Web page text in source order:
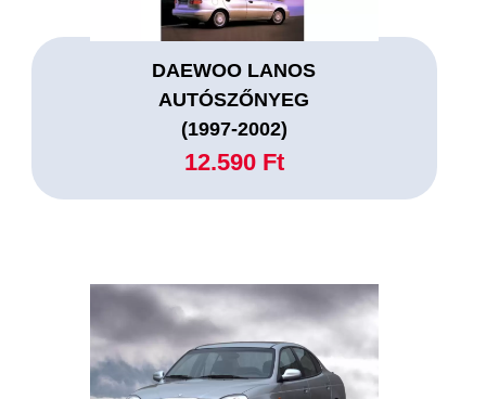
DAEWOO LANOS
AUTÓSZŐNYEG
(1997-2002)
12.590 Ft